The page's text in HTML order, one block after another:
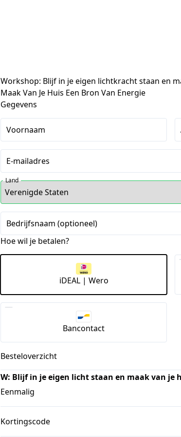
Workshop: Blijf in je eigen lichtkracht staan en
Maak Van Je Huis Een Bron Van Energie
Gegevens
Voornaam
E-mailadres
Land
Bedrijfsnaam (optioneel)
Hoe wil je betalen?
iDEAL | Wero
Bancontact
Besteloverzicht
W: Blijf in je eigen licht staan en maak van je
Eenmalig
Kortingscode